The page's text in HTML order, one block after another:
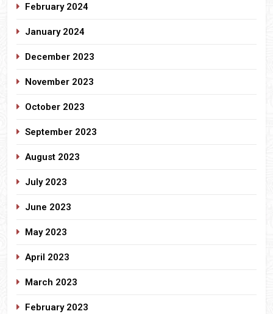
February 2024
January 2024
December 2023
November 2023
October 2023
September 2023
August 2023
July 2023
June 2023
May 2023
April 2023
March 2023
February 2023